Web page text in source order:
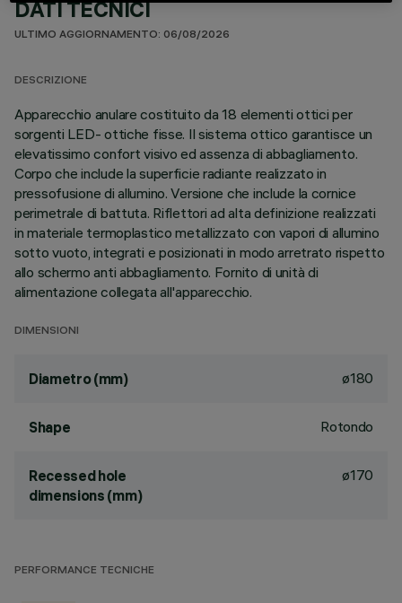
DATI TECNICI
ULTIMO AGGIORNAMENTO: 06/08/2026
DESCRIZIONE
Apparecchio anulare costituito da 18 elementi ottici per
sorgenti LED- ottiche fisse. Il sistema ottico garantisce un
elevatissimo confort visivo ed assenza di abbagliamento.
Corpo che include la superficie radiante realizzato in
pressofusione di allumino. Versione che include la cornice
perimetrale di battuta. Riflettori ad alta definizione realizzati
in materiale termoplastico metallizzato con vapori di allumino
sotto vuoto, integrati e posizionati in modo arretrato rispetto
allo schermo anti abbagliamento. Fornito di unità di
alimentazione collegata all'apparecchio.
DIMENSIONI
Diametro (mm) ø180
Shape Rotondo
Recessed hole
dimensions (mm)
ø170
PERFORMANCE TECNICHE